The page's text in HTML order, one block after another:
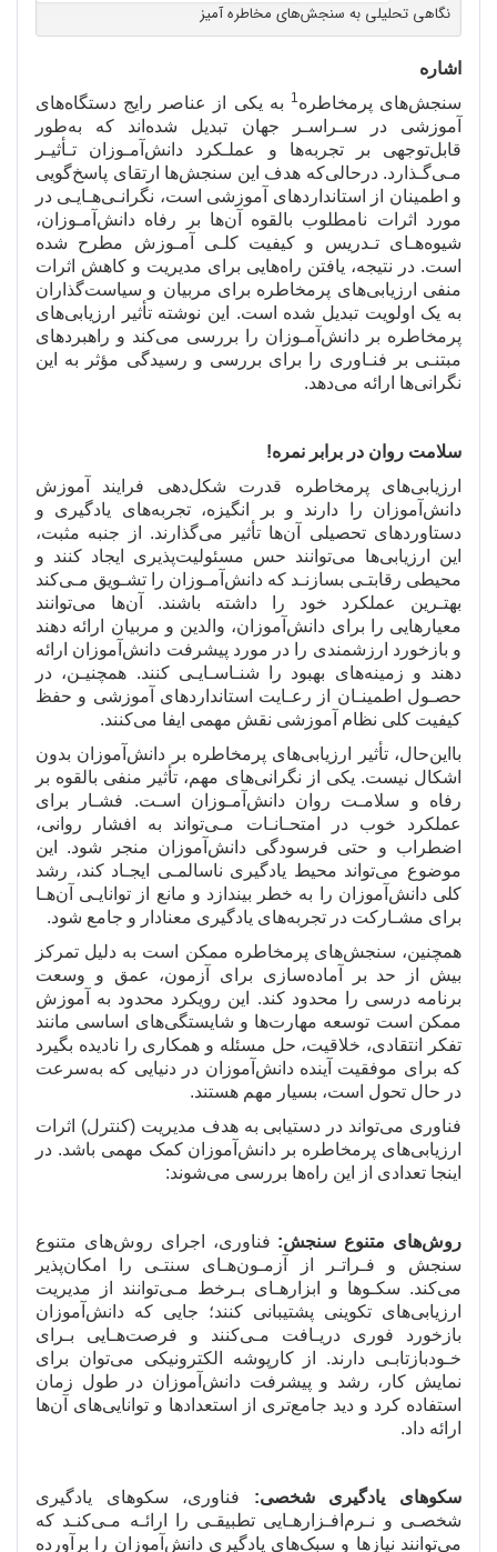
نگاهی تحلیلی به سنجش‌های مخاطره آمیز
اشاره
سنجشهای پرمخاطره 1 به یکی از عناصر رایج دستگاههای
آموزشی در سـراسـر جهان تبدیل شده اند که بهطور
قابلتوجهی بر تجربهها و عملـکرد دانش آمـوزان تـأثیـر
مـیگـذارد. درحالیکه هدف این سنجشها ارتقای پاسخگویی
و اطمینان از استانداردهای آموزشی است، نگرانـیهـایـی در
مورد اثرات نامطلوب بالقوه آنها بر رفاه دانش آمـوزان،
شیوههـای تـدریس و کیفیت کلـی آمـوزش مطرح شده
است. در نتیجه، یافتن راههایی برای مدیریت و کاهش اثرات
منفی ارزیابیهای پرمخاطره برای مربیان و سیاستگذاران
به یک اولویت تبدیل شده است. این نوشته تأثیر ارزیابیهای
پرمخاطره بر دانش آمـوزان را بررسی میکند و راهبردهای
مبتنـی بر فنـاوری را برای بررسی و رسیدگی مؤثر به این
نگرانیها ارائه میدهد.
سلامت روان در برابر نمره!
ارزیابیهای پرمخاطره قدرت شکلدهی فرایند آموزش
دانش آموزان را دارند و بر انگیزه، تجربههای یادگیری و
دستاوردهای تحصیلی آنها تأثیر میگذارند. از جنبه مثبت،
این ارزیابیها میتوانند حس مسئولیتپذیری ایجاد کنند و
محیطی رقابتـی بسازنـد که دانش آمـوزان را تشـویق مـیکند
بهتـرین عملکرد خود را داشته باشند. آنها میتوانند
معیارهایی را برای دانش آموزان، والدین و مربیان ارائه دهند
و بازخورد ارزشمندی را در مورد پیشرفت دانش آموزان ارائه
دهند و زمینههای بهبود را شنـاسـایـی کنند. همچنیـن، در
حصـول اطمینـان از رعـایت استانداردهای آموزشی و حفظ
کیفیت کلی نظام آموزشی نقش مهمی ایفا میکنند.
بااینحال، تأثیر ارزیابیهای پرمخاطره بر دانش آموزان بدون
اشکال نیست. یکی از نگرانیهای مهم، تأثیر منفی بالقوه بر
رفاه و سلامـت روان دانش آمـوزان اسـت. فشـار برای
عملکرد خوب در امتحـانـات مـیتواند به افشار روانی،
اضطراب و حتی فرسودگی دانش آموزان منجر شود. این
موضوع میتواند محیط یادگیری ناسالمـی ایجـاد کند، رشد
کلی دانش آموزان را به خطر بیندازد و مانع از توانایـی آنهـا
برای مشـارکت در تجربههای یادگیری معنادار و جامع شود.
همچنین، سنجشهای پرمخاطره ممکن است به دلیل تمرکز
بیش از حد بر آمادهسازی برای آزمون، عمق و وسعت
برنامه درسی را محدود کند. این رویکرد محدود به آموزش
ممکن است توسعه مهارتها و شایستگیهای اساسی مانند
تفکر انتقادی، خلاقیت، حل مسئله و همکاری را نادیده بگیرد
که برای موفقیت آینده دانش آموزان در دنیایی که بهسرعت
در حال تحول است، بسیار مهم هستند.
فناوری میتواند در دستیابی به هدف مدیریت (کنترل) اثرات
ارزیابیهای پرمخاطره بر دانش آموزان کمک مهمی باشد. در
اینجا تعدادی از این راهها بررسی میشوند:
روشهای متنوع سنجش: فناوری، اجرای روشهای متنوع
سنجش و فـراتـر از آزمـونهـای سنتـی را امکانپذیر
میکند. سکـوها و ابزارهـای بـرخط مـیتوانند از مدیریت
ارزیابیهای تکوینی پشتیبانی کنند؛ جایی که دانش آموزان
بازخورد فوری دریـافت مـیکنند و فرصتهـایی بـرای
خـودبازتابـی دارند. از کارپوشه الکترونیکی میتوان برای
نمایش کار، رشد و پیشرفت دانش آموزان در طول زمان
استفاده کرد و دید جامعتری از استعدادها و تواناییهای آنها
ارائه داد.
سکوهای یادگیری شخصی: فناوری، سکوهای یادگیری
شخصـی و نـرم افـزارهـایی تطبیقـی را ارائـه مـیکنـد که
میتوانند نیازها و سبکهای یادگیری دانش آموزان را برآورده